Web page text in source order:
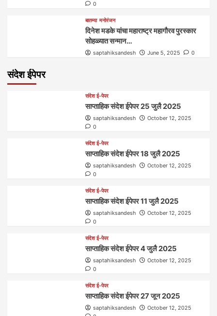
0
बातम्या मनोरंजन
दिनेश मडके यांचा महाराष्ट्र महागौरव‌ पुरस्कार‌‌‌
सोहळ्यात सन्मान…
saptahiksandesh June 5, 2025 0
संदेश ईपेपर
संदेश ई-पेपर
साप्ताहिक संदेश ईपेपर 25 जुलै 2025
saptahiksandesh
October 12, 2025
0
संदेश ई-पेपर
साप्ताहिक संदेश ईपेपर 18 जुलै 2025
saptahiksandesh
October 12, 2025
0
संदेश ई-पेपर
साप्ताहिक संदेश ईपेपर 11 जुलै 2025
saptahiksandesh
October 12, 2025
0
संदेश ई-पेपर
साप्ताहिक संदेश ईपेपर 4 जुलै 2025
saptahiksandesh
October 12, 2025
0
संदेश ई-पेपर
साप्ताहिक संदेश ईपेपर 27 जून 2025
saptahiksandesh
October 12, 2025